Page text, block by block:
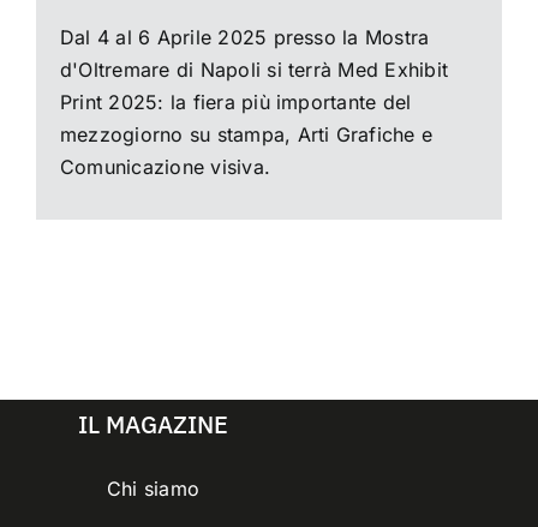
Dal 4 al 6 Aprile 2025 presso la Mostra
d'Oltremare di Napoli si terrà Med Exhibit
Print 2025: la fiera più importante del
mezzogiorno su stampa, Arti Grafiche e
Comunicazione visiva.
IL MAGAZINE
Chi siamo